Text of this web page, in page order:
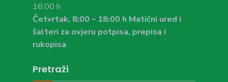
16:00 h
Četvrtak, 8:00 – 18:00 h Matični ured i
šalteri za ovjeru potpisa, prepisa i
rukopisa
Pretraži